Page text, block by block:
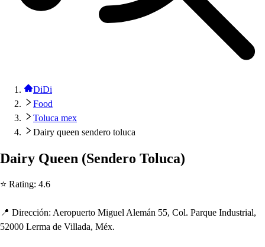
DiDi
Food
Toluca mex
Dairy queen sendero toluca
Dairy Queen (Sendero Toluca)
⭐ Rating: 4.6
📍 Dirección: Aeropuerto Miguel Alemán 55, Col. Parque Industrial,
52000 Lerma de Villada, Méx.